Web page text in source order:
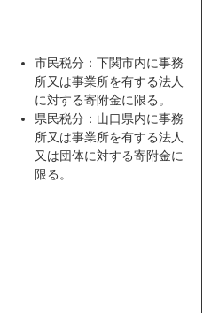
市民税分：下関市内に事務
所又は事業所を有する法人
に対する寄附金に限る。
県民税分：山口県内に事務
所又は事業所を有する法人
又は団体に対する寄附金に
限る。